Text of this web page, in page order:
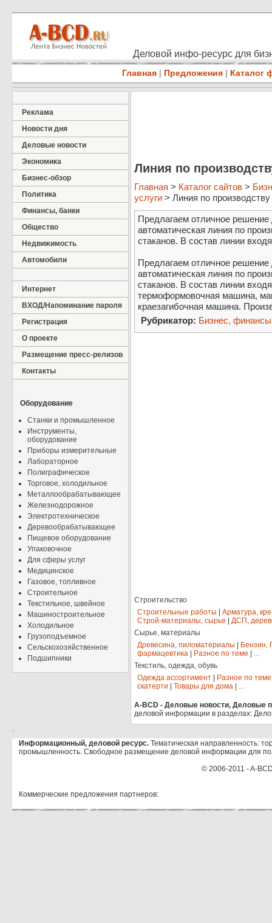
Деловой инфо-ресурс для
Главная | Предложения | Каталог
Реклама
Новости дня
Деловые новости
Экономика
Бизнес-обзор
Политика
Финансы, банки
Общество
Недвижимость
Автомобили
Интернет
ВХОД/Напоминание пароля
Регистрация
О проекте
Размещение пресс-релизов
Контакты
Оборудование
Станки и промышленное
Инструменты,
оборудование
Приборы измерительные
Лабораторное
Полиграфическое
Торговое, холодильное
Металлообрабатывающее
Железнодорожное
Электротехническое
Деревообрабатывающее
Пищевое оборудование
Упаковочное
Для сферы услуг
Медицинское
Газовое, топливное
Строительное
Текстильное, швейное
Машиностроительное
Холодильное
Грузоподъемное
Сельскохозяйственное
Подшипники
Линия по
Главная > Каталог сайтов >
услуги > Линия по
Предлагаем отличное решение
автоматическая линия по
стаканов. В состав линии
Предлагаем отличное решение
автоматическая линия по
стаканов. В состав линии
термоформовочная машина,
краезагибочная машина.
Рубрикатор: Бизнес, финансы
Строительство
Строительные работы
Арматура,
Строй-материалы, сырье
ДСП,
Сырье, материалы
Древесина, пиломатериалы
Бензин,
фармацевтика
Разное по теме
...
Текстиль, одежда, обувь
Одежда ассортимент
Разное по теме
скатерти
Товары для дома ...
A-BCD - Деловые новости, Деловые
деловой информации в разделах:
.
Информационный, деловой ресурс. Тематическая направленность:
промышленность. Свободное размещение деловой информации для
© 2006-2011 - A-
Коммерческие предложения партнеров: